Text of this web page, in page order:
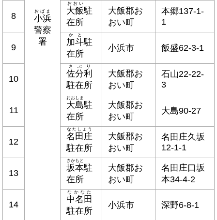
小浜
おばま
警察
署
8
大飯
おおい
駐
在所
大飯郡お
おい町
本郷137-1-
1
9
加斗
かと
駐
在所
小浜市 飯盛62-3-1
10
佐分利
さぶり
駐在所
大飯郡お
おい町
石山22-22-
3
11
大島
おおしま
駐
在所
大飯郡お
おい町
大島90-27
12
名田庄
なたしょう
駐在所
大飯郡お
おい町
名田庄久坂
12-1-1
13
坂本
さかもと
駐
在所
大飯郡お
おい町
名田庄口坂
本34-4-2
14
中名田
なかなた
駐在所
小浜市 深野6-8-1